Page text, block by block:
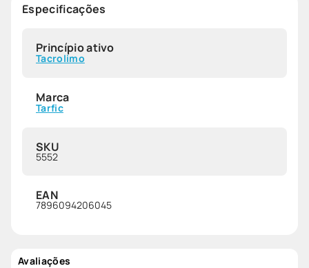
Especificações
Princípio ativo
Tacrolimo
Marca
Tarfic
SKU
5552
EAN
7896094206045
Avaliações